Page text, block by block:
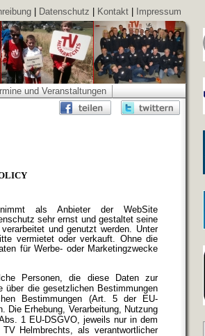
Datenschutz Kontakt Impressum
und Veranstaltungen
als Anbieter der WebSite
sehr ernst und gestaltet seine
und genutzt werden. Unter
vermietet oder verkauft. Ohne die
für Werbe- oder Marketingzwecke
Personen, die diese Daten zur
über die gesetzlichen Bestimmungen
Bestimmungen (Art. 5 der EU-
Die Erhebung, Verarbeitung, Nutzung
1 EU-DSGVO, jeweils nur in dem
Helmbrechts, als verantwortlicher